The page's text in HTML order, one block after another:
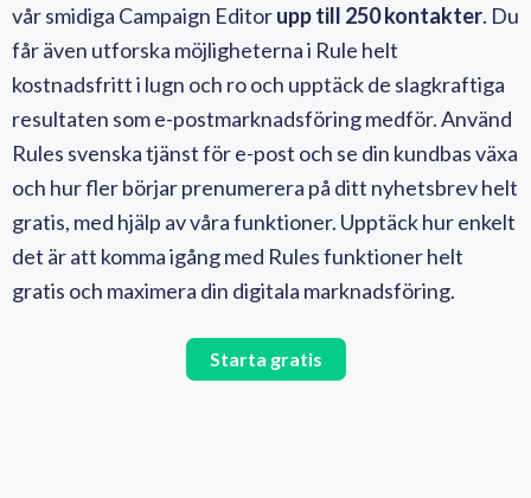
vår smidiga Campaign Editorupp till 250 kontakter. Du
får även utforska möjligheterna i Rule helt
kostnadsfritt i lugn och ro och upptäck de slagkraftiga
resultaten som e-postmarknadsföring medför. Använd
Rules svenska tjänst för e-post och se din kundbas växa
och hur fler börjar prenumerera på ditt nyhetsbrev helt
gratis, med hjälp av våra funktioner. Upptäck hur enkelt
det är att komma igång med Rules funktioner helt
gratis och maximera din digitala marknadsföring.
Starta gratis